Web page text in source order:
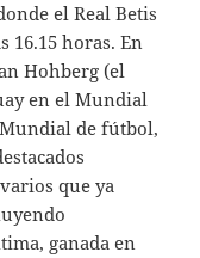
el Real Betis
16.15 horas. En
Hohberg (el
en el Mundial
de fútbol,
que ya
ganada en